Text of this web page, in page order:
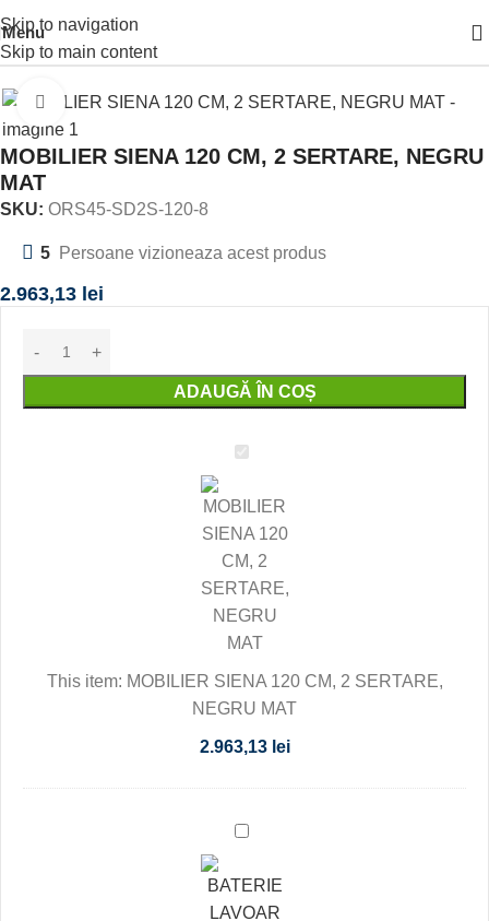
Skip to navigation
Skip to main content
Menu
Prima pagină
Click to enlarge
MOBILIER SIENA 120 CM, 2 SERTARE, NEGRU
MAT
SKU: ORS45-SD2S-120-8
5 Persoane vizioneaza acest produs
2.963,13 lei
ADAUGĂ ÎN COȘ
MOBILIER
120
CM,
2
SERTARE,
NEGRU
MAT
This item: MOBILIER SIENA 120 CM, 2 SERTARE,
NEGRU MAT
2.963,13 lei
BATERIE
LOGIS
FINE